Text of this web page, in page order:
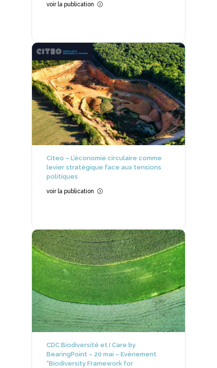
voir la publication =
Citeo – L’économie circulaire comme
levier stratégique face aux tensions
politiques
voir la publication =
CDC Biodiversité et I Care by
BearingPoint – 20 mai – Evènement
“Biodiversity Framework for